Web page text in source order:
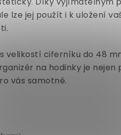
lze jej použít i k uložení
velikostí ciferníku do 48
na hodinky je
vás samotné.